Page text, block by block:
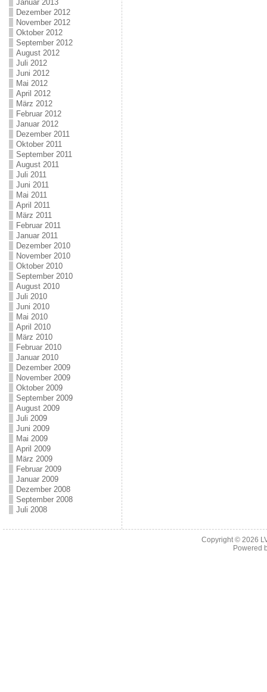
Januar 2013
Dezember 2012
November 2012
Oktober 2012
September 2012
August 2012
Juli 2012
Juni 2012
Mai 2012
April 2012
März 2012
Februar 2012
Januar 2012
Dezember 2011
Oktober 2011
September 2011
August 2011
Juli 2011
Juni 2011
Mai 2011
April 2011
März 2011
Februar 2011
Januar 2011
Dezember 2010
November 2010
Oktober 2010
September 2010
August 2010
Juli 2010
Juni 2010
Mai 2010
April 2010
März 2010
Februar 2010
Januar 2010
Dezember 2009
November 2009
Oktober 2009
September 2009
August 2009
Juli 2009
Juni 2009
Mai 2009
April 2009
März 2009
Februar 2009
Januar 2009
Dezember 2008
September 2008
Juli 2008
Copyright © 2026
Powered